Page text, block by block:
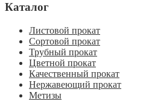
Каталог
Листовой прокат
Сортовой прокат
Трубный прокат
Цветной прокат
Качественный прокат
Нержавеющий прокат
Метизы